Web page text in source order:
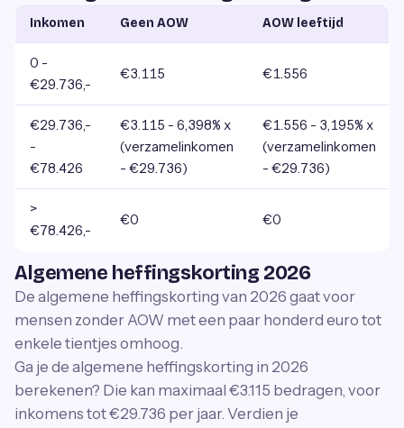
Inkomen Geen AOW AOW leeftijd
0 -
€29.736,-
€3.115 €1.556
€29.736,-
-
€78.426
€3.115 - 6,398% x
(verzamelinkomen
- €29.736)
€1.556 - 3,195% x
(verzamelinkomen
- €29.736)
>
€78.426,-
€0 €0
Algemene heffingskorting 2026
De algemene heffingskorting van 2026 gaat voor
mensen zonder AOW met een paar honderd euro tot
enkele tientjes omhoog.
Ga je de algemene heffingskorting in 2026
berekenen? Die kan maximaal €3.115 bedragen, voor
inkomens tot €29.736 per jaar. Verdien je